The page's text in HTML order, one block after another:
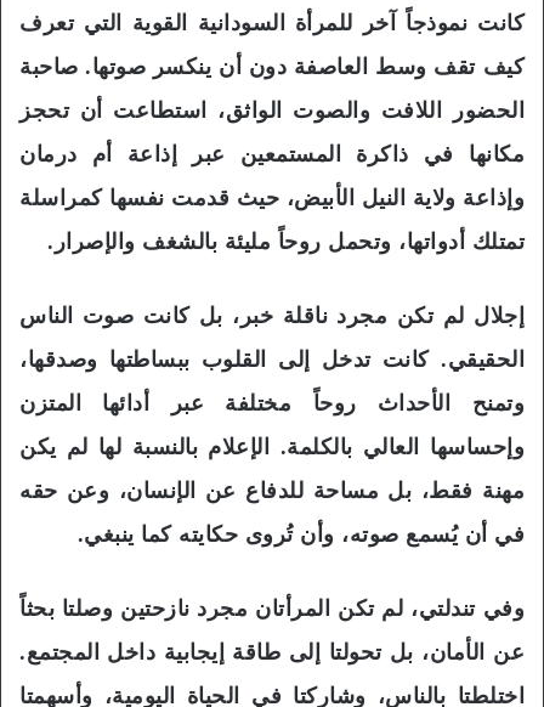
كانت نموذجاً آخر للمرأة السودانية القوية التي تعرف
كيف تقف وسط العاصفة دون أن ينكسر صوتها. صاحبة
الحضور اللافت والصوت الواثق، استطاعت أن تحجز
مكانها في ذاكرة المستمعين عبر إذاعة أم درمان
وإذاعة ولاية النيل الأبيض، حيث قدمت نفسها كمراسلة
تمتلك أدواتها، وتحمل روحاً مليئة بالشغف والإصرار.
إجلال لم تكن مجرد ناقلة خبر، بل كانت صوت الناس
الحقيقي. كانت تدخل إلى القلوب ببساطتها وصدقها،
وتمنح الأحداث روحاً مختلفة عبر أدائها المتزن
وإحساسها العالي بالكلمة. الإعلام بالنسبة لها لم يكن
مهنة فقط، بل مساحة للدفاع عن الإنسان، وعن حقه
في أن يُسمع صوته، وأن تُروى حكايته كما ينبغي.
وفي تندلتي، لم تكن المرأتان مجرد نازحتين وصلتا بحثاً
عن الأمان، بل تحولتا إلى طاقة إيجابية داخل المجتمع.
اختلطتا بالناس، وشاركتا في الحياة اليومية، وأسهمتا